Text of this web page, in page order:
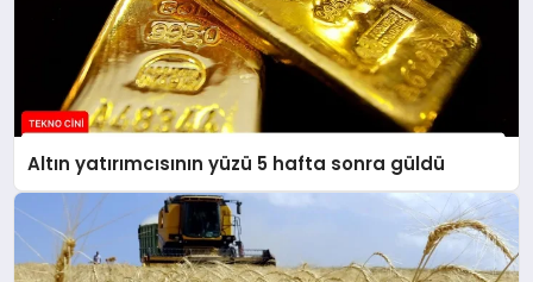
Altın yatırımcısının yüzü 5 hafta sonra güldü